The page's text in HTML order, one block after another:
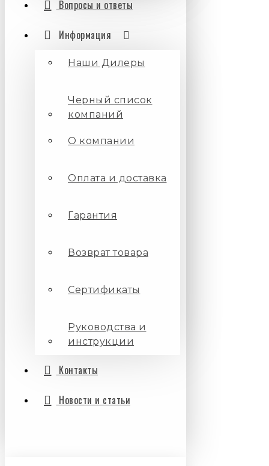
Вопросы и ответы
Информация
Наши Дилеры
Черный список
компаний
О компании
Оплата и доставка
Гарантия
Возврат товара
Сертификаты
Руководства и
инструкции
Контакты
Новости и статьи